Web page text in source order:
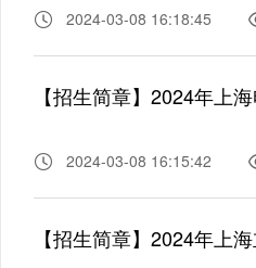
2024-03-08 16:18:45
【招生简章】2024年上
2024-03-08 16:15:42
【招生简章】2024年上